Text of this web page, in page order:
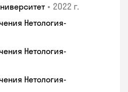
• 2022 г.
Нетология-
Нетология-
Нетология-